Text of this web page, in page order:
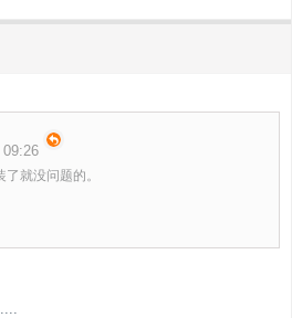
09:26
就没问题的。